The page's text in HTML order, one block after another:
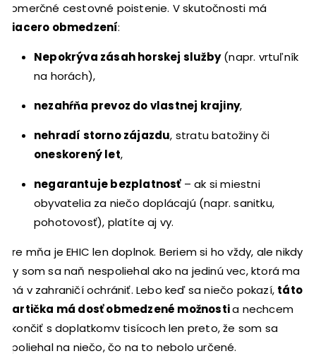
komerčné cestovné poistenie. V skutočnosti má
viacero obmedzení:
Nepokrýva zásah horskej služby(napr. vrtuľník
na horách),
nezahŕňa prevoz do vlastnej krajiny,
nehradí storno zájazdu, stratu batožiny či
oneskorený let,
negarantuje bezplatnosť– ak si miestni
obyvatelia za niečo doplácajú (napr. sanitku,
pohotovosť), platíte aj vy.
Pre mňa je EHIC len doplnok. Beriem si ho vždy, ale nikdy
by som sa naň nespoliehal ako na jedinú vec, ktorá ma
má v zahraničí ochrániť. Lebo keď sa niečo pokazí, táto
kartička má dosť obmedzené možnostia nechcem
skončiť s doplatkomv tisícoch len preto, že som sa
spoliehal na niečo, čo na to nebolo určené.